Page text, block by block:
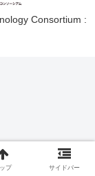
Consortium :
プ サイドバー